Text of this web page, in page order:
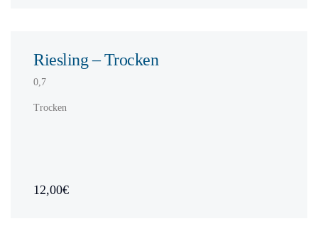
Riesling – Trocken
0,7
Trocken
12,00€